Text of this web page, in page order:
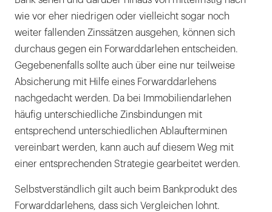
wie vor eher niedrigen oder vielleicht sogar noch
weiter fallenden Zinssätzen ausgehen, können sich
durchaus gegen ein Forwarddarlehen entscheiden.
Gegebenenfalls sollte auch über eine nur teilweise
Absicherung mit Hilfe eines Forwarddarlehens
nachgedacht werden. Da bei Immobiliendarlehen
häufig unterschiedliche Zinsbindungen mit
entsprechend unterschiedlichen Ablaufterminen
vereinbart werden, kann auch auf diesem Weg mit
einer entsprechenden Strategie gearbeitet werden.
Selbstverständlich gilt auch beim Bankprodukt des
Forwarddarlehens, dass sich Vergleichen lohnt.